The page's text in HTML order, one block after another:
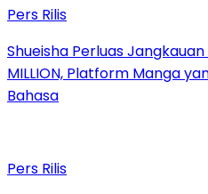
Pers Rilis
Shueisha Perluas
MILLION, Platform Manga
Bahasa
Pers Rilis